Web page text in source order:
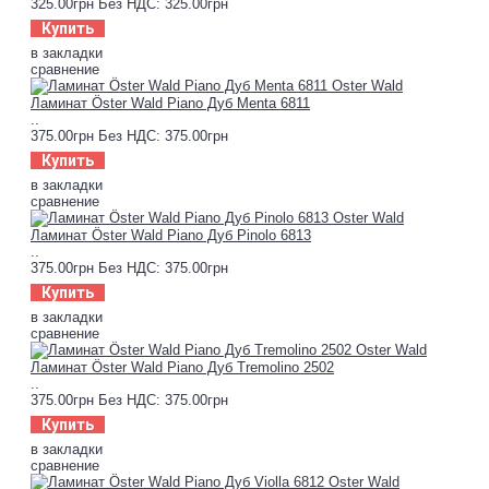
325.00грн Без НДС: 325.00грн
Купить
в закладки
сравнение
Ламинат Öster Wald Piano Дуб Menta 6811
375.00грн Без НДС: 375.00грн
Купить
в закладки
сравнение
Ламинат Öster Wald Piano Дуб Pinolo 6813
375.00грн Без НДС: 375.00грн
Купить
в закладки
сравнение
Ламинат Öster Wald Piano Дуб Tremolino 2502
375.00грн Без НДС: 375.00грн
Купить
в закладки
сравнение